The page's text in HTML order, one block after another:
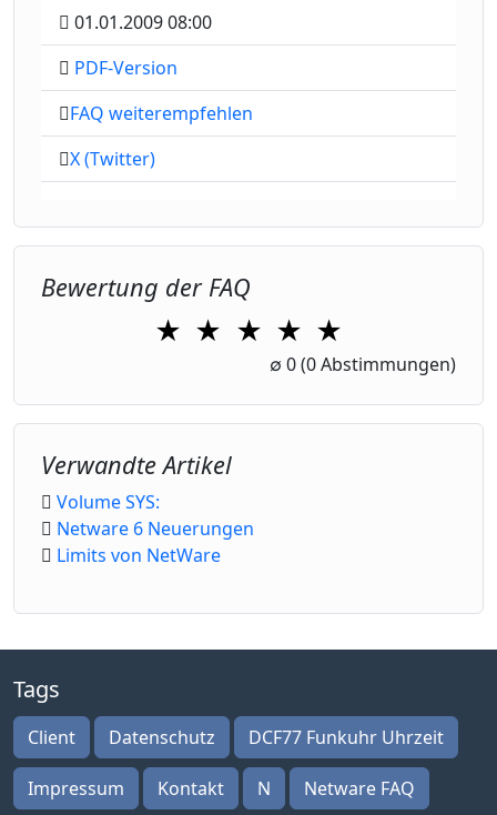
01.01.2009 08:00
PDF-Version
FAQ weiterempfehlen
X (Twitter)
Bewertung der FAQ
★ ★
2 Stars
★
3 Stars
★
4 Stars
★
5 Stars
∅ 0(0 Abstimmungen)
Verwandte Artikel
Volume SYS:
Netware 6 Neuerungen
Limits von NetWare
Tags
Client Datenschutz DCF77 Funkuhr Uhrzeit
Impressum Kontakt N Netware FAQ